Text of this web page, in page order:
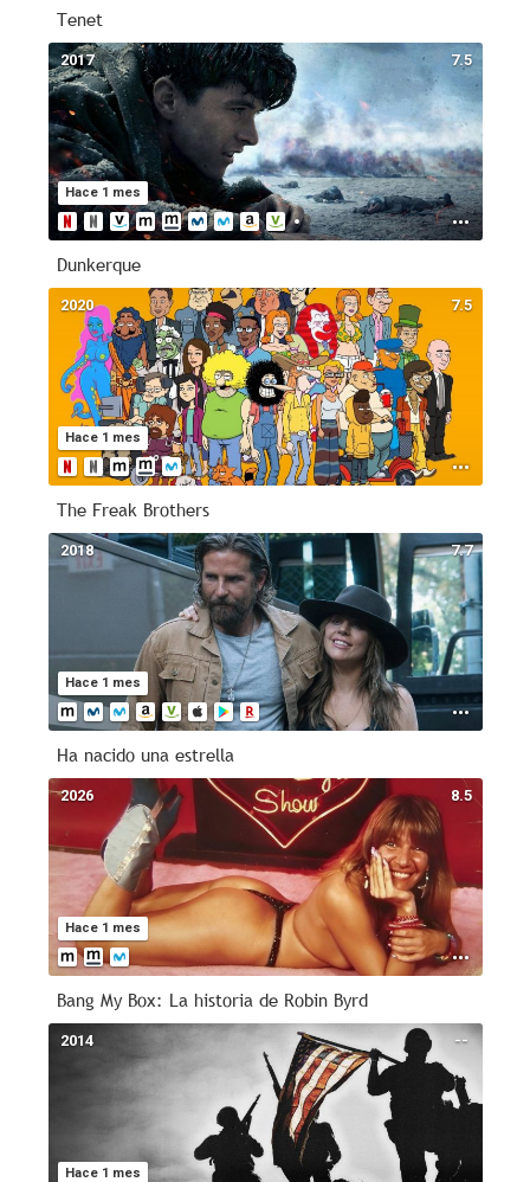
Tenet
7.5
Hace 1 mes
2017
Dunkerque
7.5
Hace 1 mes
2020
The Freak Brothers
7.7
Hace 1 mes
2018
Ha nacido una estrella
8.5
Hace 1 mes
2026
Bang My Box: La historia de Robin Byrd
--
Hace 1 mes
2014